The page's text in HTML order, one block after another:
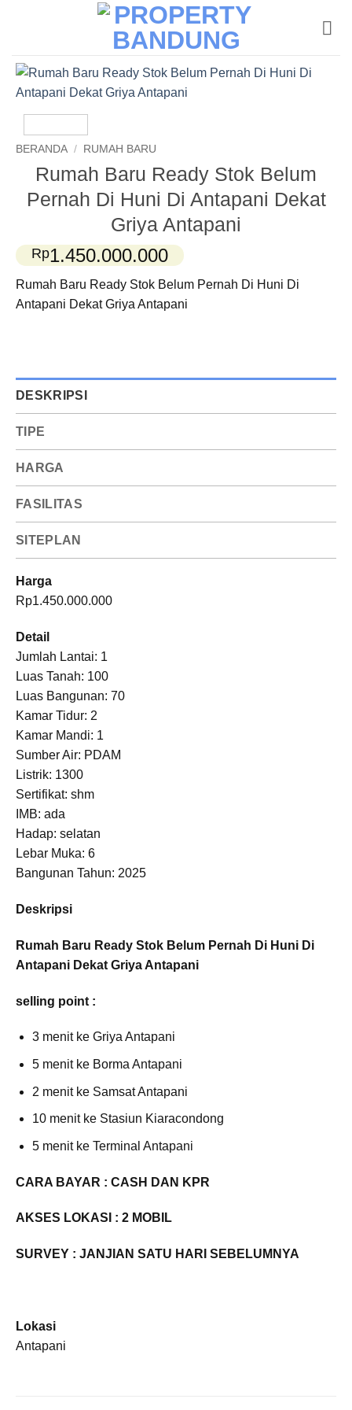
BERANDA / RUMAH BARU
Rumah Baru Ready Stok Belum
Pernah Di Huni Di Antapani Dekat
Griya Antapani
Rp1.450.000.000
Rumah Baru Ready Stok Belum Pernah Di Huni Di
Antapani Dekat Griya Antapani
DESKRIPSI
TIPE
HARGA
FASILITAS
SITEPLAN
Harga
Rp1.450.000.000
Detail
Jumlah Lantai: 1
Luas Tanah: 100
Luas Bangunan: 70
Kamar Tidur: 2
Kamar Mandi: 1
Sumber Air: PDAM
Listrik: 1300
Sertifikat: shm
IMB: ada
Hadap: selatan
Lebar Muka: 6
Bangunan Tahun: 2025
Deskripsi
Rumah Baru Ready Stok Belum Pernah Di Huni Di
Antapani Dekat Griya Antapani
selling point :
3 menit ke Griya Antapani
5 menit ke Borma Antapani
2 menit ke Samsat Antapani
10 menit ke Stasiun Kiaracondong
5 menit ke Terminal Antapani
CARA BAYAR : CASH DAN KPR
AKSES LOKASI : 2 MOBIL
SURVEY : JANJIAN SATU HARI SEBELUMNYA
Lokasi
Antapani